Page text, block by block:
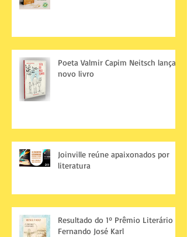
Poeta Valmir Capim Neitsch lança
novo livro
Joinville reúne apaixonados por
literatura
Resultado do 1º Prêmio Literário
Fernando José Karl